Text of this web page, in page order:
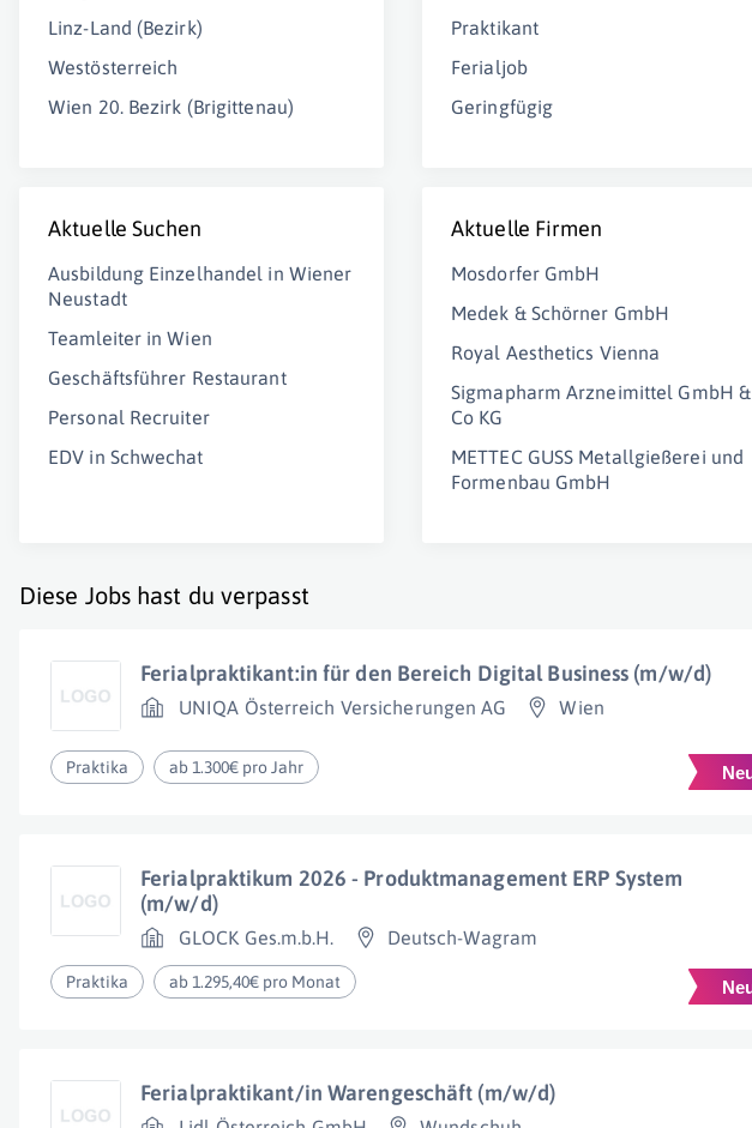
Linz-Land (Bezirk)
Westösterreich
Wien 20. Bezirk (Brigittenau)
Praktikant
Ferialjob
Geringfügig
Aktuelle Suchen
Ausbildung Einzelhandel in Wiener
Neustadt
Teamleiter in Wien
Geschäftsführer Restaurant
Personal Recruiter
EDV in Schwechat
Aktuelle Firmen
Mosdorfer GmbH
Medek & Schörner GmbH
Royal Aesthetics Vienna
Sigmapharm Arzneimittel GmbH &
Co KG
METTEC GUSS Metallgießerei und
Formenbau GmbH
Diese Jobs hast du verpasst
Ferialpraktikant:in für den Bereich Digital Business (m/w/d)
UNIQA Österreich Versicherungen AG Wien
Praktika ab 1.300€ pro Jahr
Ferialpraktikum 2026 - Produktmanagement ERP System
(m/w/d)
GLOCK Ges.m.b.H. Deutsch-Wagram
Praktika ab 1.295,40€ pro Monat
Ferialpraktikant/in Warengeschäft (m/w/d)